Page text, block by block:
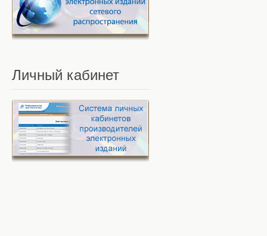
Личный кабинет